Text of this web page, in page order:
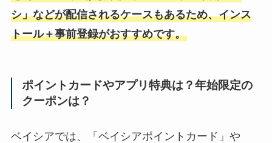
シ」などが配信されるケースもあるため、インス
トール＋事前登録がおすすめです。
ポイントカードやアプリ特典は？年始限定の
クーポンは？
ベイシアでは、「ベイシアポイントカード」や